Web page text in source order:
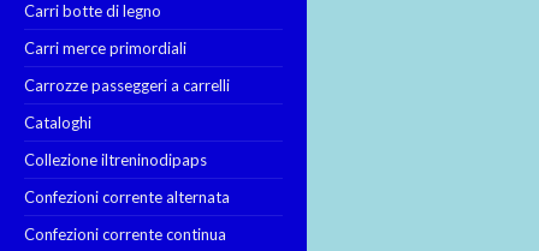
Carri botte di legno
Carri merce primordiali
Carrozze passeggeri a carrelli
Cataloghi
Collezione iltreninodipaps
Confezioni corrente alternata
Confezioni corrente continua